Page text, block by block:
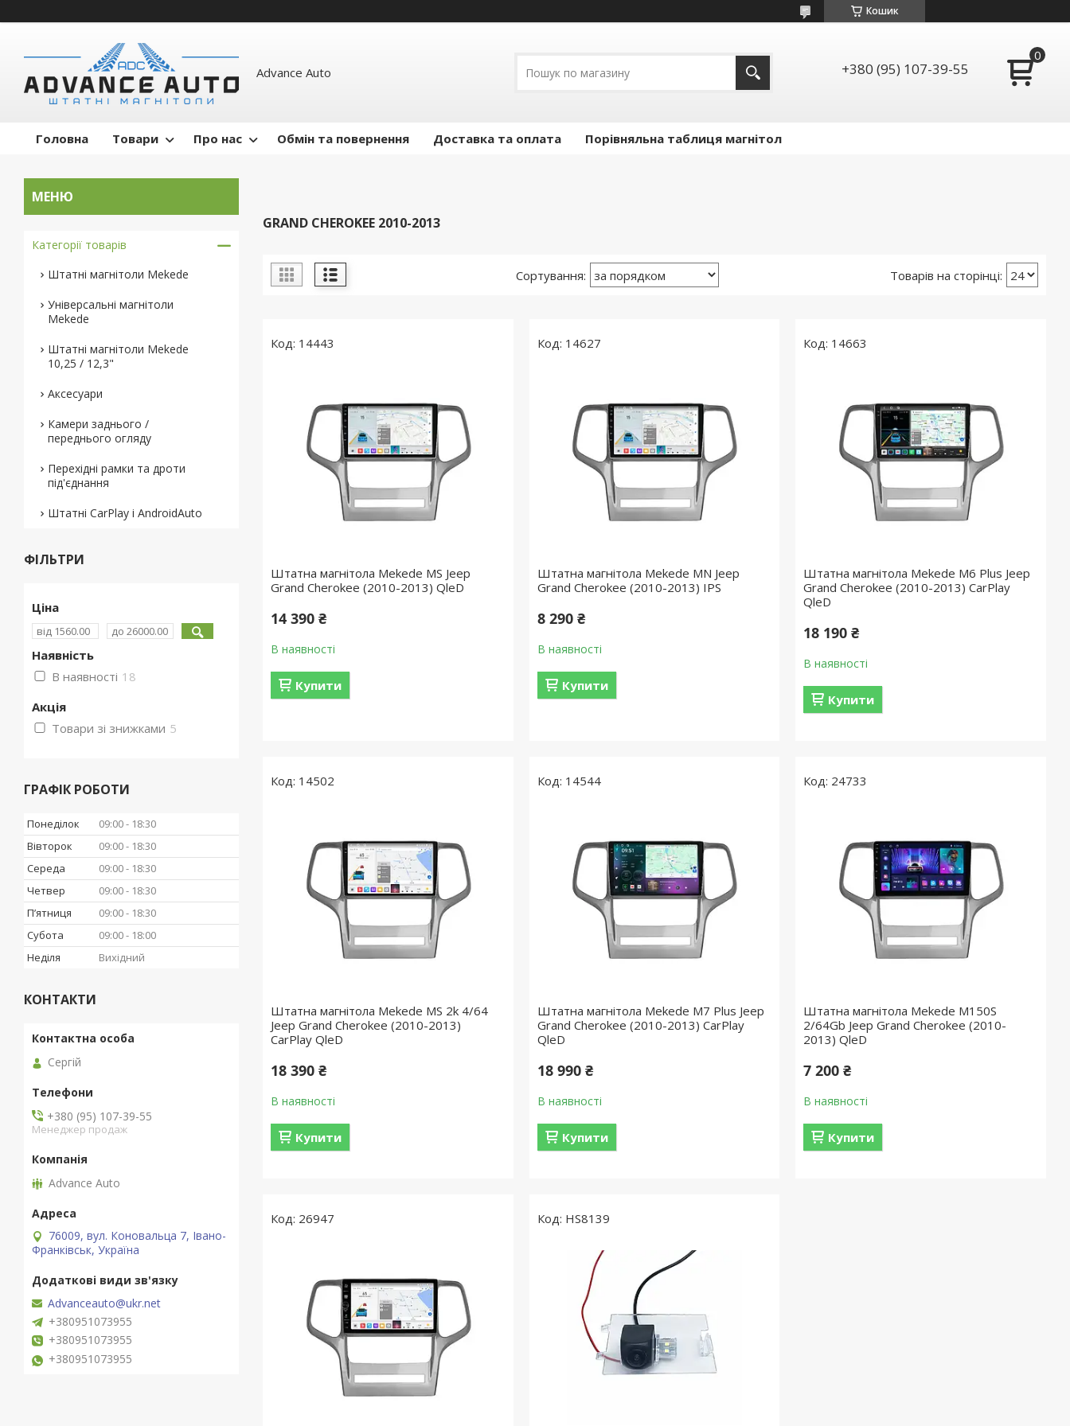
Кошик
Advance Auto +380 (95) 107-39-55
Головна Товари Про нас Обмін та повернення Доставка та оплата Порівняльна таблиця магнітол
GRAND CHEROKEE 2010-2013
14443
Штатна магнітола Mekede MS Jeep
Grand Cherokee (2010-2013) QleD
14 390 ₴
В наявності
Купити
14627
Штатна магнітола Mekede MN Jeep
Grand Cherokee (2010-2013) IPS
8 290 ₴
В наявності
Купити
14663
Штатна магнітола Mekede M6 Plus Jeep
Grand Cherokee (2010-2013) CarPlay
QleD
18 190 ₴
В наявності
Купити
14502
Штатна магнітола Mekede MS 2k 4/64
Jeep Grand Cherokee (2010-2013)
CarPlay QleD
18 390 ₴
В наявності
Купити
14544
Штатна магнітола Mekede M7 Plus Jeep
Grand Cherokee (2010-2013) CarPlay
QleD
18 990 ₴
В наявності
Купити
24733
Штатна магнітола Mekede M150S
2/64Gb Jeep Grand Cherokee (2010-
2013) QleD
7 200 ₴
В наявності
Купити
26947 HS8139
Категорії товарів
Штатні магнітоли Mekede
Універсальні магнітоли
Mekede
Штатні магнітоли Mekede
10,25 / 12,3"
Аксесуари
Камери заднього /
переднього огляду
Перехідні рамки та дроти
під'єднання
Штатні CarPlay і AndroidAuto
ФІЛЬТРИ
Ціна
Наявність
В наявності 18
Акція
Товари зі знижками 5
ГРАФІК РОБОТИ
Понеділок 09:00
18:30
Вівторок
09:00
18:30
Середа
09:00
18:30
Четвер
09:00
18:30
Пʼятниця
09:00
18:30
Субота
09:00
18:00
Неділя
Вихідний
КОНТАКТИ
Сергій
+380 (95) 107-39-55
Менеджер продаж
Advance Auto
76009, вул. Коновальца 7, Івано-
Франківськ, Україна
Advanceauto@ukr.net
+380951073955
+380951073955
+380951073955